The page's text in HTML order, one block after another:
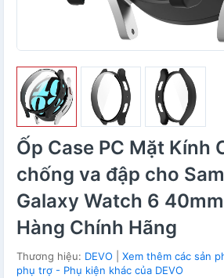
Ốp Case PC Mặt Kính
chống va đập cho
Galaxy Watch 6
Hàng Chính Hãng
Thương hiệu: DEVO
Xem thêm các sản
phụ trợ - Phụ kiện khác của DEVO